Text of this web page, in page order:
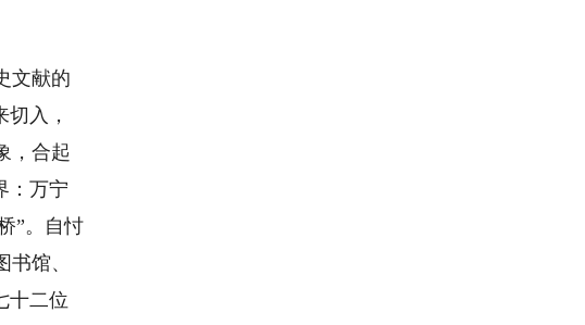
文献的
入，
，合起
：万宁
”。自忖
馆、
十二位